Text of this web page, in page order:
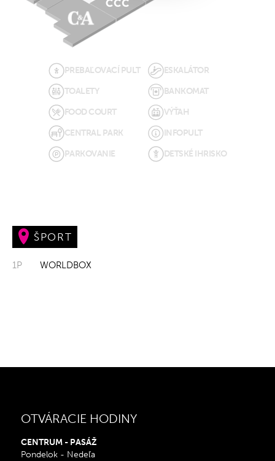
PREBAĽOVACÍ PULT
TOALETY
FOOD COURT
CENTRAL PARK
PARKOVANIE
ESKALÁTOR
BANKOMAT
VÝŤAH
INFOPULT
DETSKÉ IHRISKO
ŠPORT
1P WORLDBOX
OTVÁRACIE HODINY
CENTRUM - PASÁŽ
Pondelok - Nedeľa